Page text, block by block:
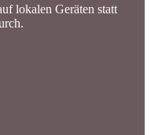
lokalen Geräten statt